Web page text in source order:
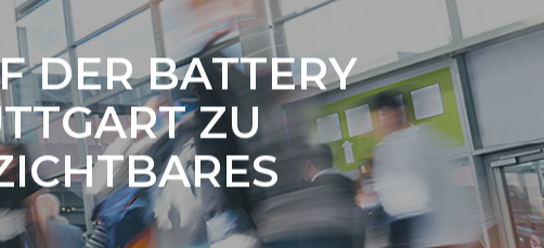
DER BATTERY
ZU